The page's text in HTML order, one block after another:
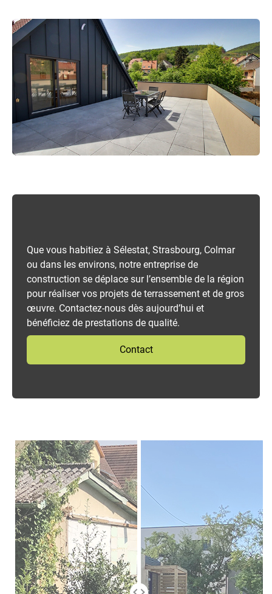
Que vous habitiez à Sélestat, Strasbourg, Colmar
ou dans les environs, notre entreprise de
construction se déplace sur l’ensemble de la région
pour réaliser vos projets de terrassement et de gros
œuvre. Contactez-nous dès aujourd’hui et
bénéficiez de prestations de qualité.
Contact